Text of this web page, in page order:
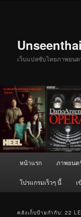
เว็บแปลซับไทยภาพยนต
หน้าแรก ภาพยนต
โปรแกรมเร็วๆ นี้
คลังเก็บป้ายกำกับ:22